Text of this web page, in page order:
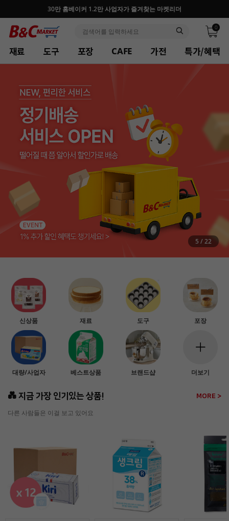
30만 홈베이커 1.2만 사업자가 즐겨찾는 마켓리더
0
재료 도구 포장 CAFE 가전 특가/혜택
5 /22
신상품 재료 도구 포장
대량/사업자 베스트상품 브랜드샵 더보기
💑 지금 가장 인기있는 상품! MORE >
다른 사람들은 이걸 보고 있어요